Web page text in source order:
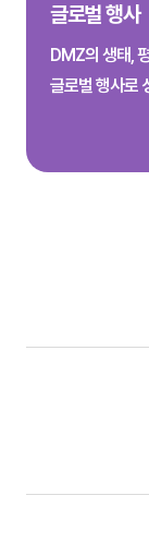
글로벌 행사
DMZ의 생태,
글로벌 행사로